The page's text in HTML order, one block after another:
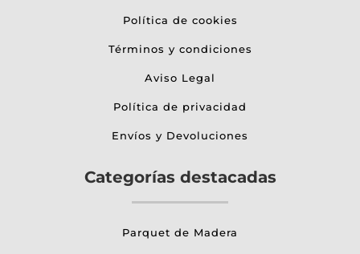
Política de cookies
Términos y condiciones
Aviso Legal
Política de privacidad
Envíos y Devoluciones
Categorías destacadas
Parquet de Madera